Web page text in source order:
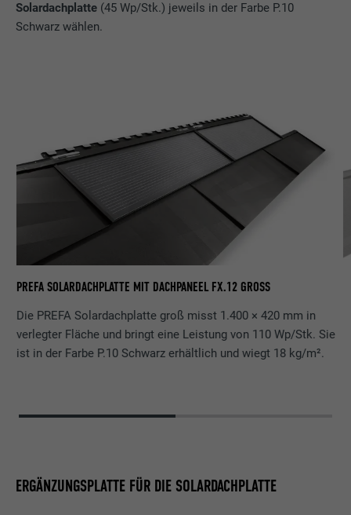
Solardachplatte (45 Wp/Stk.) jeweils in der Farbe P.10
Schwarz wählen.
PREFA SOLARDACHPLATTE MIT DACHPANEEL FX.12 GROSS
Die PREFA Solardachplatte groß misst 1.400 × 420 mm in
verlegter Fläche und bringt eine Leistung von 110 Wp/Stk. Sie
ist in der Farbe P.10 Schwarz erhältlich und wiegt 18 kg/m².
ERGÄNZUNGSPLATTE FÜR DIE SOLARDACHPLATTE